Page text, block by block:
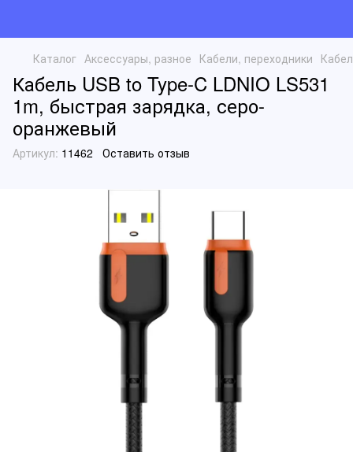
Каталог Аксессуары, разное Кабели, переходники
Кабель USB to Type-C LDNIO LS531
1m, быстрая зарядка, серо-
оранжевый
Артикул: 11462 Оставить отзыв